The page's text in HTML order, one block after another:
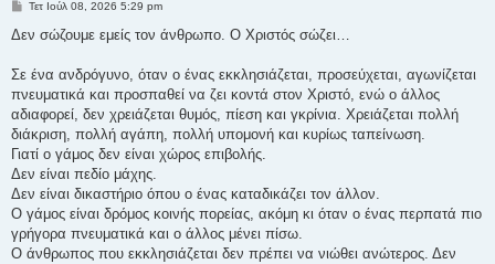
Δ
μ
ί
υ
σ
Τετ Ιούλ 08, 2026 5:29 pm
Δεν σώζουμε εμείς τον άνθρωπο. Ο Χριστός σώζει…
Σε ένα ανδρόγυνο, όταν ο ένας εκκλησιάζεται, προσεύχεται, αγωνίζεται
πνευματικά και προσπαθεί να ζει κοντά στον Χριστό, ενώ ο άλλος
αδιαφορεί, δεν χρειάζεται θυμός, πίεση και γκρίνια. Χρειάζεται πολλή
διάκριση, πολλή αγάπη, πολλή υπομονή και κυρίως ταπείνωση.
Γιατί ο γάμος δεν είναι χώρος επιβολής.
Δεν είναι πεδίο μάχης.
Δεν είναι δικαστήριο όπου ο ένας καταδικάζει τον άλλον.
Ο γάμος είναι δρόμος κοινής πορείας, ακόμη κι όταν ο ένας περπατά πιο
γρήγορα πνευματικά και ο άλλος μένει πίσω.
Ο άνθρωπος που εκκλησιάζεται δεν πρέπει να νιώθει ανώτερος. Δεν